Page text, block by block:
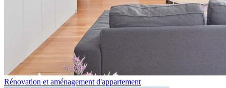
Rénovation et aménagement d'appartement